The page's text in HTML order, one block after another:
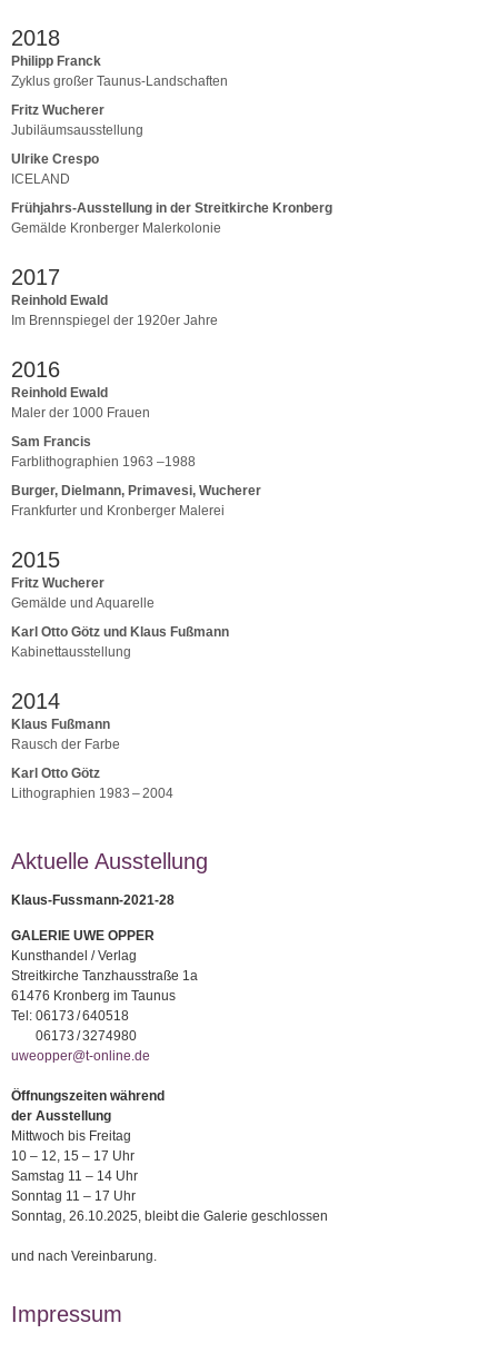
2018
Philipp Franck
Zyklus großer Taunus-Landschaften
Fritz Wucherer
Jubiläumsausstellung
Ulrike Crespo
ICELAND
Frühjahrs-Ausstellung in der Streitkirche Kronberg
Gemälde Kronberger Malerkolonie
2017
Reinhold Ewald
Im Brennspiegel der 1920er Jahre
2016
Reinhold Ewald
Maler der 1000 Frauen
Sam Francis
Farblithographien 1963 –1988
Burger, Dielmann, Primavesi, Wucherer
Frankfurter und Kronberger Malerei
2015
Fritz Wucherer
Gemälde und Aquarelle
Karl Otto Götz und Klaus Fußmann
Kabinettausstellung
2014
Klaus Fußmann
Rausch der Farbe
Karl Otto Götz
Lithographien 1983 – 2004
Aktuelle Ausstellung
Klaus-Fussmann-2021-28
GALERIE UWE OPPER
Kunsthandel / Verlag
Streitkirche Tanzhausstraße 1a
61476 Kronberg im Taunus
Tel: 06173 / 640518
06173 / 3274980
uweopper@t-online.de
Öffnungszeiten während
der Ausstellung
Mittwoch bis Freitag
10 – 12, 15 – 17 Uhr
Samstag 11 – 14 Uhr
Sonntag 11 – 17 Uhr
Sonntag, 26.10.2025, bleibt die Galerie geschlossen
und nach Vereinbarung.
Impressum